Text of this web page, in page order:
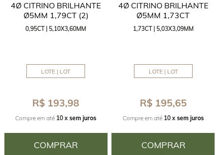
4Ø CITRINO BRILHANTE
Ø5MM 1,79CT (2)
0,95CT | 5,10X3,60MM
LOTE | LOT
R$ 193,98
Compre em até 10 x sem juros
COMPRAR
4Ø CITRINO BRILHANTE
Ø5MM 1,73CT
1,73CT | 5,03X3,09MM
LOTE | LOT
R$ 195,65
Compre em até 10 x sem juros
COMPRAR